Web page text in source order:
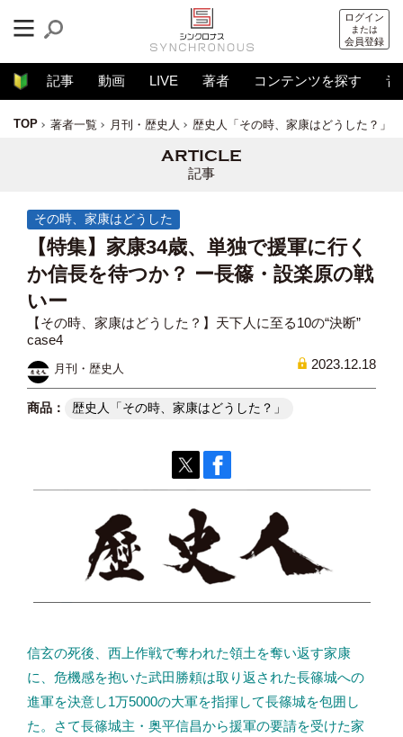
ログイン
または
会員登録
記事 動画 LIVE 著者 コンテンツを探す 音
TOP 著者一覧 月刊・歴史人 歴史人「その時、家康はどうした？」
記事
その時、家康はどうした
【特集】家康34歳、単独で援軍に行く
か信長を待つか？ ー長篠・設楽原の戦
いー
【その時、家康はどうした？】天下人に至る10の“決断”
case4
月刊・歴史人 2023.12.18
歴史人「その時、家康はどうした？」
信玄の死後、西上作戦で奪われた領土を奪い返す家康
に、危機感を抱いた武田勝頼は取り返された長篠城への
進軍を決意し1万5000の大軍を指揮して長篠城を包囲し
た。さて長篠城主・奥平信昌から援軍の要請を受けた家